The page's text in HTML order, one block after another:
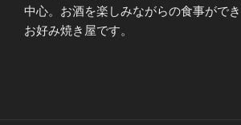
中心。お酒を楽しみながらの食事がで
お好み焼き屋です。